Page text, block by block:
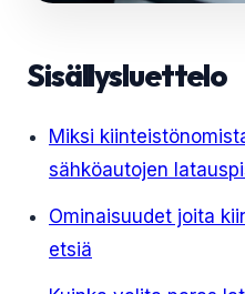
Sisällysluettelo
Miksi
sähköautojen
Ominaisuudet joita
etsiä